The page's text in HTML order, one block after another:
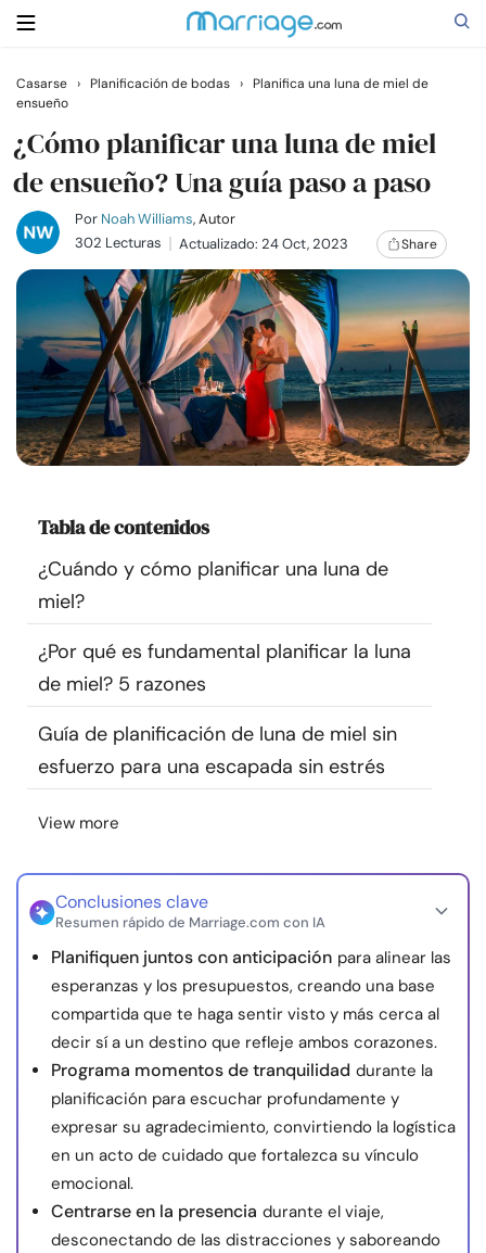
Buscar
Casarse
Relaciones
Familia
Ayuda
Cursos
Recursos
Comunidad
Encuentra un terapeuta
Idioma
Escríbenos
Casarse › Planificación de bodas ›
Planifica una luna de miel de
ensueño
¿Cómo planificar una luna de miel
de ensueño? Una guía paso a paso
Por Noah Williams, Autor
302 Lecturas
Actualizado: 24 Oct, 2023 Share
Tabla de contenidos
¿Cuándo y cómo planificar una luna de
miel?
¿Por qué es fundamental planificar la luna
de miel? 5 razones
Guía de planificación de luna de miel sin
esfuerzo para una escapada sin estrés
View more
Conclusiones clave
Resumen rápido de Marriage.com con IA
Planifiquen juntos con anticipación para alinear las
esperanzas y los presupuestos, creando una base
compartida que te haga sentir visto y más cerca al
decir sí a un destino que refleje ambos corazones.
Programa momentos de tranquilidad durante la
planificación para escuchar profundamente y
expresar su agradecimiento, convirtiendo la logística
en un acto de cuidado que fortalezca su vínculo
emocional.
Centrarse en la presencia durante el viaje,
desconectando de las distracciones y saboreando